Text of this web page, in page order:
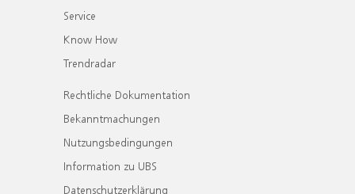
Service
Know How
Trendradar
Rechtliche Dokumentation
Bekanntmachungen
Nutzungsbedingungen
Information zu UBS
Datenschutzerklärung